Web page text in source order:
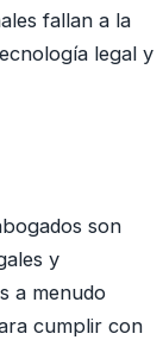
fallan a la
legal y
son
y
a menudo
cumplir con